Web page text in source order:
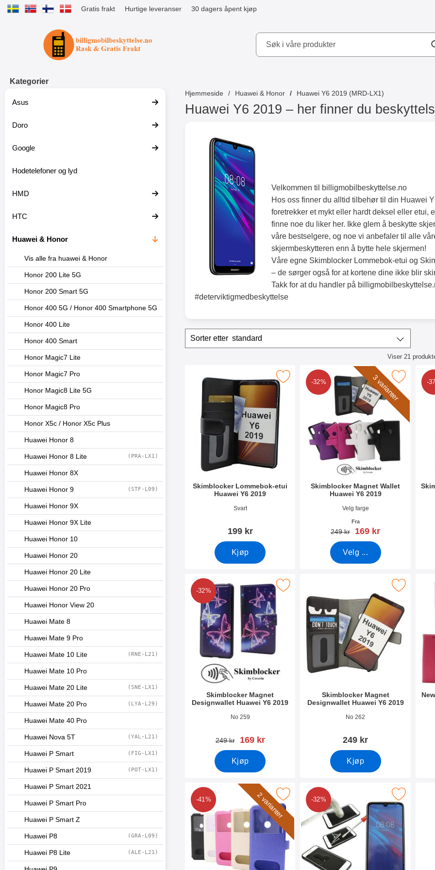
Gratis frakt Hurtige leveranser 30 dagers åpent kjøp
Startsiden for Tibro Billiga Mobilskydd AB
Kategorier
Asus
Doro
Google
Hodetelefoner og lyd
HMD
HTC
Huawei & Honor
Vis alle fra huawei & Honor
Honor 200 Lite 5G
Honor 200 Smart 5G
Honor 400 5G / Honor 400 Smartphone 5G
Honor 400 Lite
Honor 400 Smart
Honor Magic7 Lite
Honor Magic7 Pro
Honor Magic8 Lite 5G
Honor Magic8 Pro
Honor X5c / Honor X5c Plus
Huawei Honor 8
Huawei Honor 8 Lite (PRA-LX1)
Huawei Honor 8X
Huawei Honor 9 (STF-L09)
Huawei Honor 9X
Huawei Honor 9X Lite
Huawei Honor 10
Huawei Honor 20
Huawei Honor 20 Lite
Huawei Honor 20 Pro
Huawei Honor View 20
Huawei Mate 8
Huawei Mate 9 Pro
Huawei Mate 10 Lite (RNE-L21)
Huawei Mate 10 Pro
Huawei Mate 20 Lite (SNE-LX1)
Huawei Mate 20 Pro (LYA-L29)
Huawei Mate 40 Pro
Huawei Nova 5T (YAL-L21)
Huawei P Smart (FIG-LX1)
Huawei P Smart 2019 (POT-LX1)
Huawei P Smart 2021
Huawei P Smart Pro
Huawei P Smart Z
Huawei P8 (GRA-L09)
Huawei P8 Lite (ALE-L21)
Hjemmeside Huawei & Honor Huawei Y6 2019 (MRD-LX1)
Huawei Y6 2019 – her finner du
Velkommen til billigmobilbeskyttelse.no
Hos oss finner du alltid tilbehør til din Huawei
foretrekker et mykt eller hardt deksel eller etui,
finne noe du liker her. Ikke glem å beskytte
våre bestselgere, og noe vi anbefaler til alle
skjermbeskytteren enn å bytte hele skjermen!
Våre egne Skimblocker Lommebok-etui og
– de sørger også for at kortene dine ikke blir
Takk for at du handler på
#deterviktigmedbeskyttelse
p
Filter/sorter
standard
Viser 21
Skimblocker Lommebok-etui
Huawei Y6 2019
Varenummer 31836
Svart
199 kr
Kjøp
Merk skimblocker Lommebok-etui Huawei Y6 2019 som favoritt
3 varianter
-32%
Skimblocker Magnet Wallet
Huawei Y6 2019
Varenummer 31837
Velg farge
Fra
gammel pris
249 kr ny pris
169 kr
Velg ...
Merk skimblocker Magnet Wallet Huawei
-
Merk
-32%
Skimblocker Magnet
Designwallet Huawei Y6 2019
Varenummer 31834
No 259
gammel pris
249 kr ny pris
169 kr
Kjøp
Merk skimblocker Magnet Designwallet Huawei Y6 2019 som favoritt
Skimblocker Magnet
Designwallet Huawei Y6 2019
Varenummer 31833
No 262
249 kr
Kjøp
Merk skimblocker Magnet Designwallet
2 varianter
-41%
Merk flipcase Huawei Y6 2019 som favoritt
-32%
Merk full Frame Skjermbeskyttelse av glass